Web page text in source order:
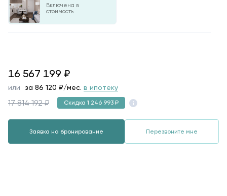
Включена в
стоимость
16567199
16 567 199 ₽
или за 86 120 ₽/мес. в ипотеку
17 814 192 ₽ Скидка 1 246 993 ₽
Заявка на бронирование Перезвоните мне